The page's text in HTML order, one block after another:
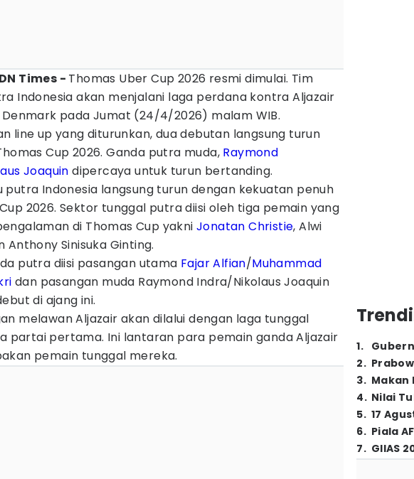
Times - Thomas Uber Cup 2026 resmi dimulai. Tim
Indonesia akan menjalani laga perdana kontra Aljazair
Denmark pada Jumat (24/4/2026) malam WIB.
line up yang diturunkan, dua debutan langsung turun
Cup 2026. Ganda putra muda, Raymond
Joaquin dipercaya untuk turun bertanding.
putra Indonesia langsung turun dengan kekuatan penuh
2026. Sektor tunggal putra diisi oleh tiga pemain yang
di Thomas Cup yakni Jonatan Christie, Alwi
Anthony Sinisuka Ginting.
putra diisi pasangan utama Fajar Alfian/Muhammad
dan pasangan muda Raymond Indra/Nikolaus Joaquin
di ajang ini.
melawan Aljazair akan dilalui dengan laga tunggal
partai pertama. Ini lantaran para pemain ganda Aljazair
pemain tunggal mereka.
1.
2.
3. Makan
4. Nilai
5. 17
6. Piala
7. GIIAS